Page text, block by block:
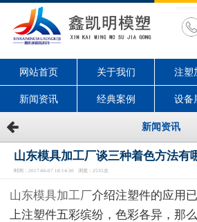
网站首页 关于我们 注塑
新闻资讯 经典案例 设备
新闻资讯
山东模具加工厂谈三种着色方法有
时间：2017-06-07 18:14:30 浏览：2535次
山东模具加工厂介绍注塑件的应用
上注塑件五彩缤纷，色彩各异，那